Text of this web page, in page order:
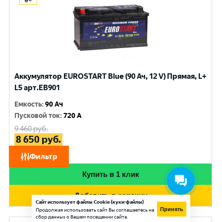
Фильтр
Аккумулятор EUROSTART Blue (90 Ач, 12 V) Прямая, L+
L5 арт.EB901
Емкость:90 Ач
Пусковой ток:720 A
9 460руб.
8 650 руб.
Купить в 1 клик
Добавить в корзину
Сайт использует файлы Cookie (куки-файлы)
Продолжая использовать сайт Вы соглашаетесь на
сбор данных о Вашем посещении сайта.
Принять